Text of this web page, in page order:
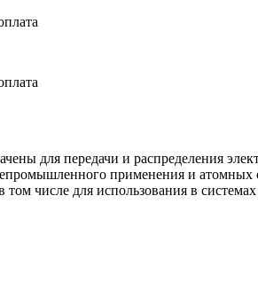
для передачи и распределения
применения и
числе для использования в